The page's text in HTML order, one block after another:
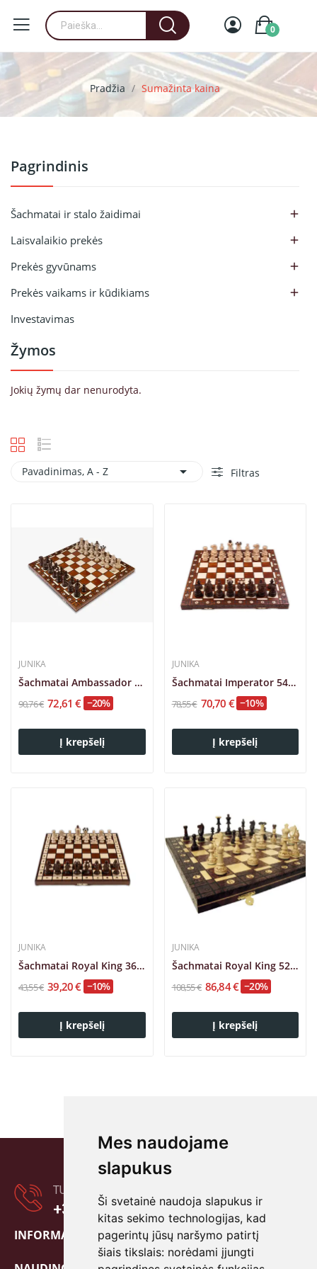
Mes naudojame
slapukus
Ši svetainė naudoja slapukus ir
kitas sekimo technologijas, kad
pagerintų jūsų naršymo patirtį
šiais tikslais: norėdami įjungti
0
Pradžia Sumažinta kaina
Pagrindinis
Šachmatai ir stalo žaidimai 
Laisvalaikio prekės 
Prekės gyvūnams 
Prekės vaikams ir kūdikiams 
Investavimas
Žymos
Jokių žymų dar nenurodyta.
Pavadinimas, A - Z  Filtras
JUNIKA
Šachmatai Ambassador 54x54cm
90,76 € 72,61 € −20%
Į krepšelį
JUNIKA
Šachmatai Imperator 54x54cm
78,55 € 70,70 € −10%
Į krepšelį
JUNIKA
Šachmatai Royal King 36x36cm
43,55 € 39,20 € −10%
Į krepšelį
JUNIKA
Šachmatai Royal King 52x52cm
108,55 € 86,84 € −20%
Į krepšelį
TURITE KLAUSIMŲ?
+370 601 80838
INFORMACIJA